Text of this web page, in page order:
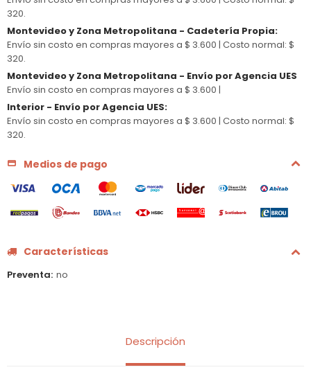
320.
Montevideo y Zona Metropolitana - Cadetería Propia:
Envío sin costo en compras mayores a $ 3.600 | Costo normal: $
320.
Montevideo y Zona Metropolitana - Envío por Agencia UES
Envío sin costo en compras mayores a $ 3.600 |
Interior - Envío por Agencia UES:
Envío sin costo en compras mayores a $ 3.600 | Costo normal: $
320.
Medios de pago
Características
Preventa no
Descripción